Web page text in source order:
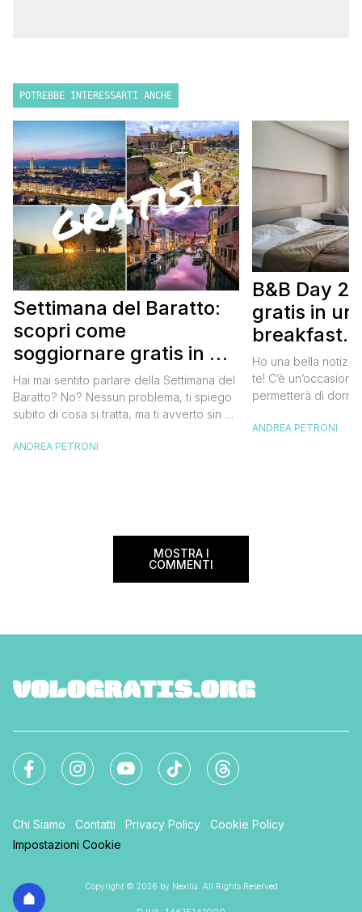
POTREBBE INTERESSARTI ANCHE
Settimana del Baratto:
scopri come
soggiornare gratis in un
bed and breakfast
Hai mai sentito parlare della Settimana del
Baratto? No? Nessun problema, ti spiego
subito di cosa si tratta, ma ti avverto sin da
tantissimo perché ti permetterà di
ANDREA PETRONI
B&B Day
gratis in un
breakfast.
gratis
Ho una bella
te! C’è
permetterà di
meravigliosi del
ANDREA PETRONI
MOSTRA I
COMMENTI
Chi Siamo Contatti Privacy Policy
Cookie Policy
Impostazioni Cookie
Copyright © 2026 by Nexilia. All Rights Reserved